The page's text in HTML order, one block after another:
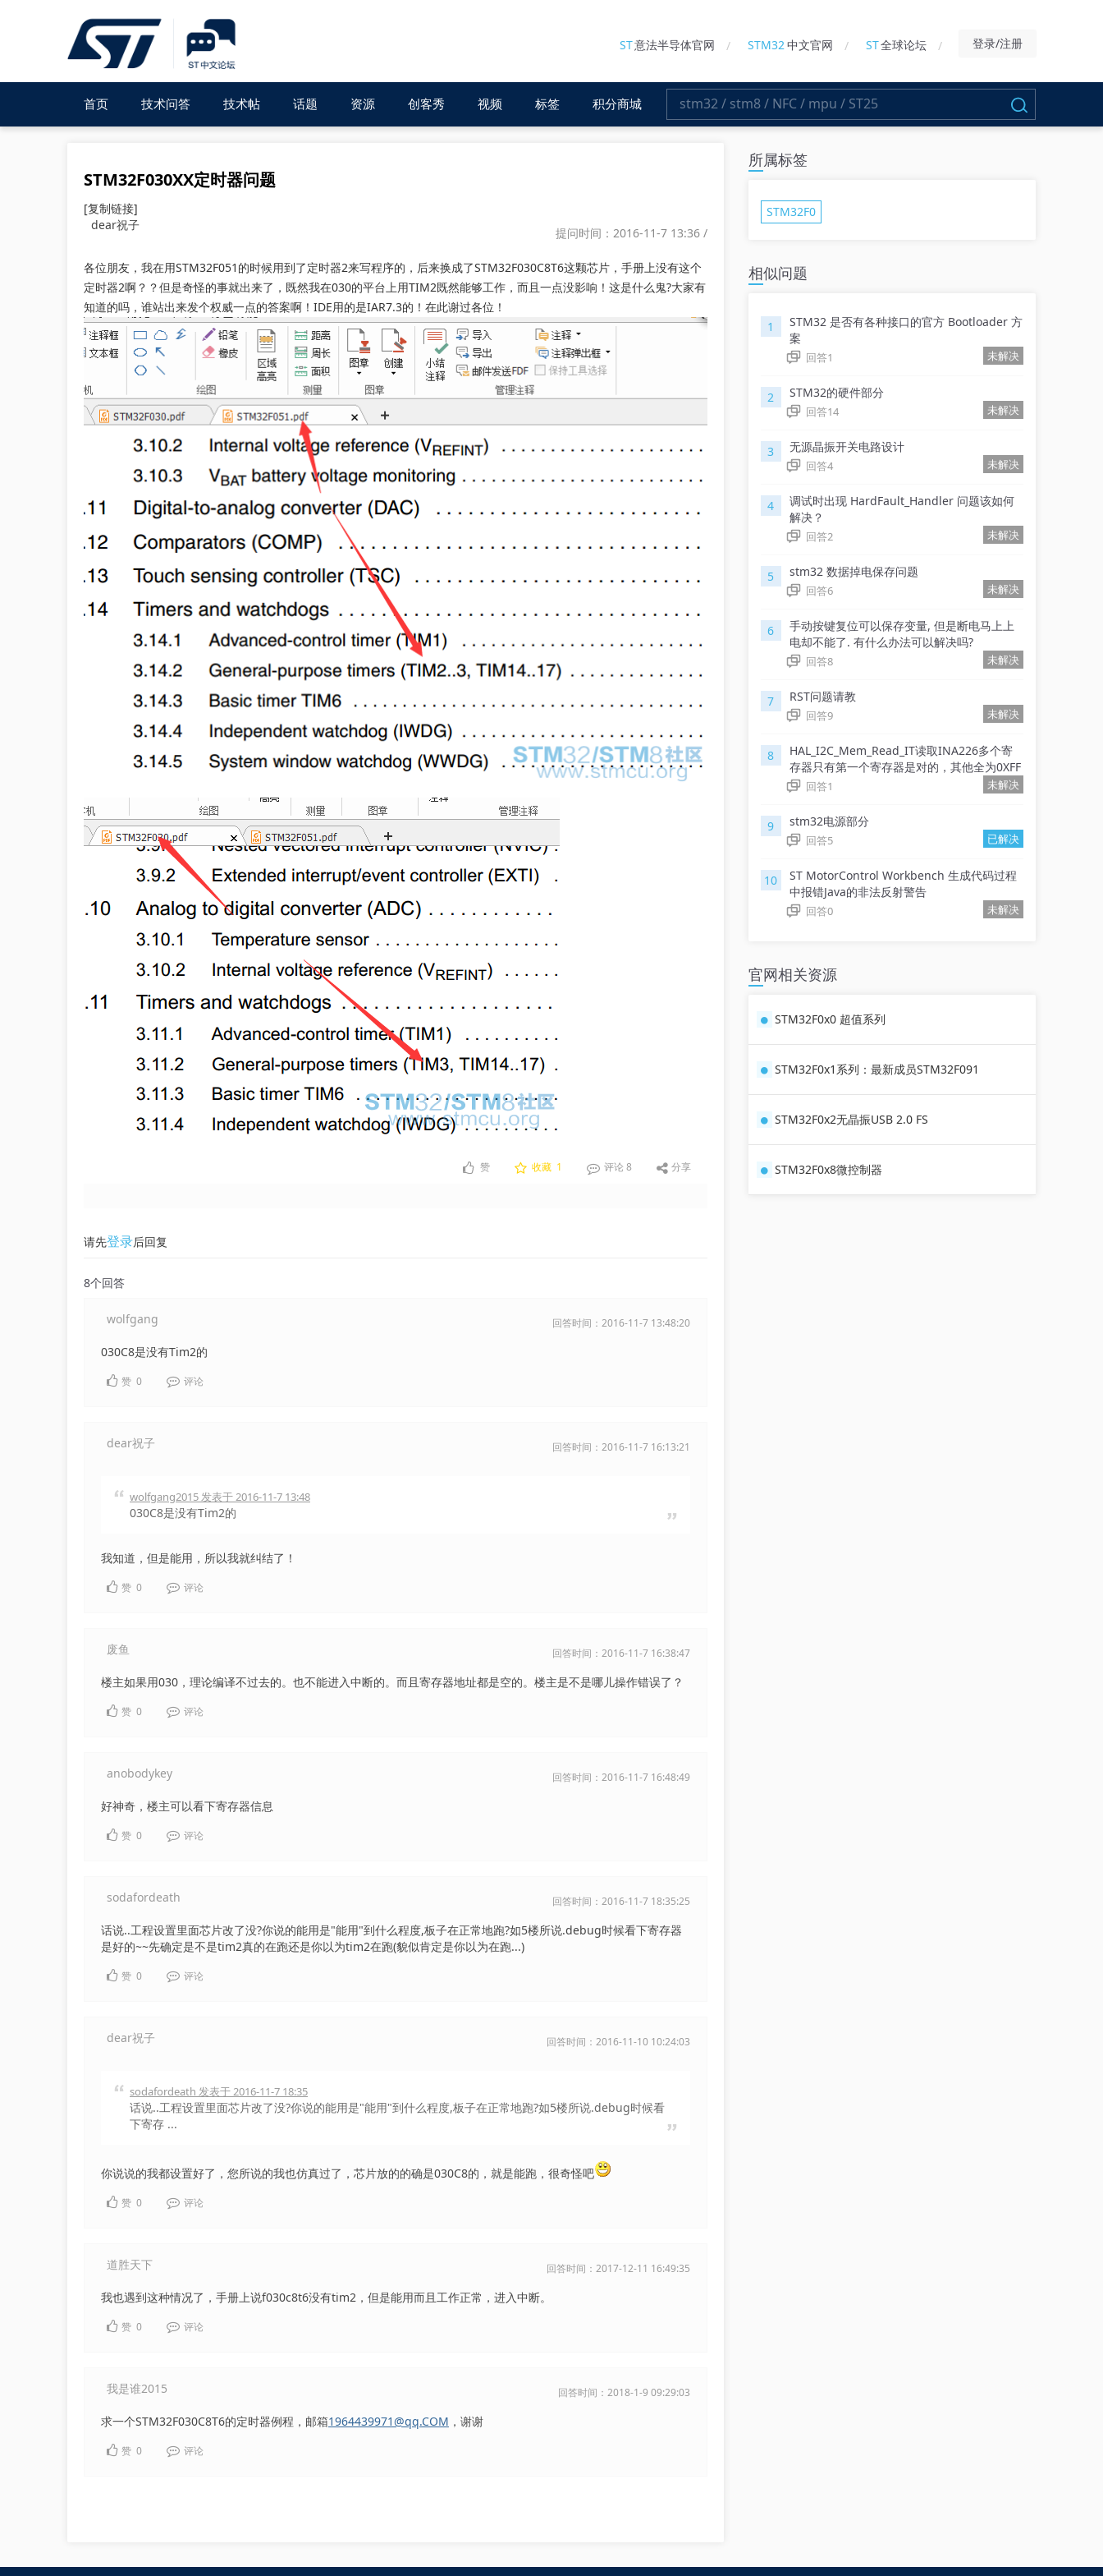
ST意法半导体官网 STM32中文官网 ST全球论坛 登录/注册
首页 技术问答 技术帖 话题 资源 创客秀 视频 标签 积分商城
STM32F030XX定时器问题
[复制链接]
dear祝子
提问时间：2016-11-7 13:36 /
各位朋友，我在用STM32F051的时候用到了定时器2来写程序的，后来换成了STM32F030C8T6这颗芯片，手册上没有这个
定时器2啊？？但是奇怪的事就出来了，既然我在030的平台上用TIM2既然能够工作，而且一点没影响！这是什么鬼?大家有
知道的吗，谁站出来发个权威一点的答案啊！IDE用的是IAR7.3的！在此谢过各位！
赞 收藏 1 评论 8 分享
请先登录后回复
8个回答
wolfgang 回答时间：2016-11-7 13:48:20
030C8是没有Tim2的
赞 0 评论
dear祝子 回答时间：2016-11-7 16:13:21
wolfgang2015 发表于 2016-11-7 13:48
030C8是没有Tim2的
我知道，但是能用，所以我就纠结了！
赞 0 评论
废鱼 回答时间：2016-11-7 16:38:47
楼主如果用030，理论编译不过去的。也不能进入中断的。而且寄存器地址都是空的。楼主是不是哪儿操作错误了？
赞 0 评论
anobodykey 回答时间：2016-11-7 16:48:49
好神奇，楼主可以看下寄存器信息
赞 0 评论
sodafordeath 回答时间：2016-11-7 18:35:25
话说..工程设置里面芯片改了没?你说的能用是"能用"到什么程度,板子在正常地跑?如5楼所说.debug时候看下寄存器
是好的~~先确定是不是tim2真的在跑还是你以为tim2在跑(貌似肯定是你以为在跑...)
赞 0 评论
dear祝子 回答时间：2016-11-10 10:24:03
sodafordeath 发表于 2016-11-7 18:35
话说..工程设置里面芯片改了没?你说的能用是"能用"到什么程度,板子在正常地跑?如5楼所说.debug时候看
下寄存 ...
你说说的我都设置好了，您所说的我也仿真过了，芯片放的的确是030C8的，就是能跑，很奇怪吧
赞 0 评论
道胜天下 回答时间：2017-12-11 16:49:35
我也遇到这种情况了，手册上说f030c8t6没有tim2，但是能用而且工作正常，进入中断。
赞 0 评论
我是谁2015 回答时间：2018-1-9 09:29:03
求一个STM32F030C8T6的定时器例程，邮箱1964439971@qq.COM ，谢谢
赞 0 评论
所属标签
STM32F0
相似问题
1
STM32 是否有各种接口的官方 Bootloader 方
案
回答1 未解决
2 STM32的硬件部分
回答14 未解决
3 无源晶振开关电路设计
回答4 未解决
4
调试时出现 HardFault_Handler 问题该如何
解决？
回答2 未解决
5 stm32 数据掉电保存问题
回答6 未解决
6
手动按键复位可以保存变量, 但是断电马上上
电却不能了. 有什么办法可以解决吗?
回答8 未解决
7 RST问题请教
回答9 未解决
8
HAL_I2C_Mem_Read_IT读取INA226多个寄
存器只有第一个寄存器是对的，其他全为0XFF
回答1 未解决
9 stm32电源部分
回答5 已解决
10
ST MotorControl Workbench 生成代码过程
中报错Java的非法反射警告
回答0 未解决
官网相关资源
STM32F0x0 超值系列
STM32F0x1系列：最新成员STM32F091
STM32F0x2无晶振USB 2.0 FS
STM32F0x8微控制器